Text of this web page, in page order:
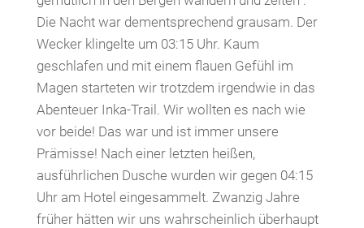
Die Nacht war dementsprechend grausam. Der
Wecker klingelte um 03:15 Uhr. Kaum
geschlafen und mit einem flauen Gefühl im
Magen starteten wir trotzdem irgendwie in das
Abenteuer Inka-Trail. Wir wollten es nach wie
vor beide! Das war und ist immer unsere
Prämisse! Nach einer letzten heißen,
ausführlichen Dusche wurden wir gegen 04:15
Uhr am Hotel eingesammelt. Zwanzig Jahre
früher hätten wir uns wahrscheinlich überhaupt